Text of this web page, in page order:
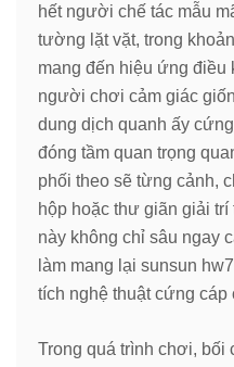
hết người chế tác mẫu
tường lặt vặt, trong
mang đến hiệu ứng điều
người chơi cảm giác
dung dịch quanh ấy
đóng tầm quan trọng
phối theo sẽ từng cảnh,
hộp hoặc thư giãn giải
này không chỉ sâu ngay
làm mang lại sunsun
tích nghệ thuật cứng cáp
Trong quá trình chơi, bối